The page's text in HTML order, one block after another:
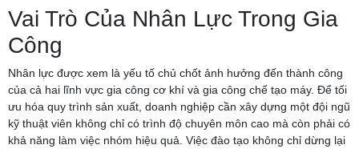
Vai Trò Của Nhân Lực Trong Gia
Công
Nhân lực được xem là yếu tố chủ chốt ảnh hưởng đến thành công
của cả hai lĩnh vực gia công cơ khí và gia công chế tạo máy. Để tối
ưu hóa quy trình sản xuất, doanh nghiệp cần xây dựng một đội ngũ
kỹ thuật viên không chỉ có trình độ chuyên môn cao mà còn phải có
khả năng làm việc nhóm hiệu quả. Việc đào tạo không chỉ dừng lại